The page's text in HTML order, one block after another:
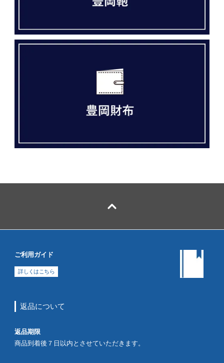
ご利用ガイド
詳しくはこちら
返品について
返品期限
商品到着後７日以内とさせていただきます。